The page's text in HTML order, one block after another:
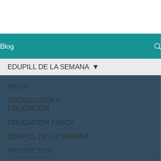
Blog
INICIO
TECNOLOGÍA Y
EDUCACIÓN
EDUCACIÓN FÍSICA
EDUPILL DE LA SEMANA
PROYECTOS
EDUPILL DE LA SEMANA